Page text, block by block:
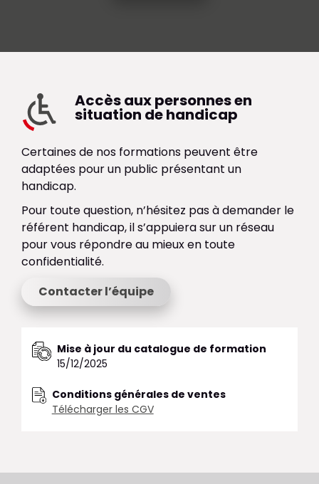
Accès aux personnes en
situation de handicap
Certaines de nos formations peuvent être
adaptées pour un public présentant un
handicap.
Pour toute question, n’hésitez pas à demander le
référent handicap, il s’appuiera sur un réseau
pour vous répondre au mieux en toute
confidentialité.
Contacter l’équipe
Mise à jour du catalogue de formation
15/12/2025
Conditions générales de ventes
Télécharger les CGV